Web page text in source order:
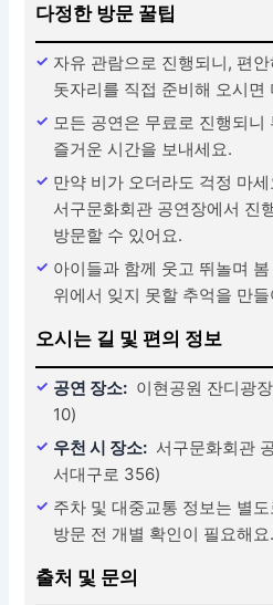
다정한 방문 꿀팁
자유 관람으로 진행되니, 편
돗자리를 직접 준비해 오시면
모든 공연은 무료로 진행되니
즐거운 시간을 보내세요.
만약 비가 오더라도 걱정 마
서구문화회관 공연장에서 진
방문할 수 있어요.
아이들과 함께 웃고 뛰놀며
위에서 잊지 못할 추억을 만
오시는 길 및 편의 정보
공연 장소: 이현공원 잔디광
10)
우천 시 장소: 서구문화회관
서대구로 356)
주차 및 대중교통 정보는 별
방문 전 개별 확인이 필요해요.
출처 및 문의